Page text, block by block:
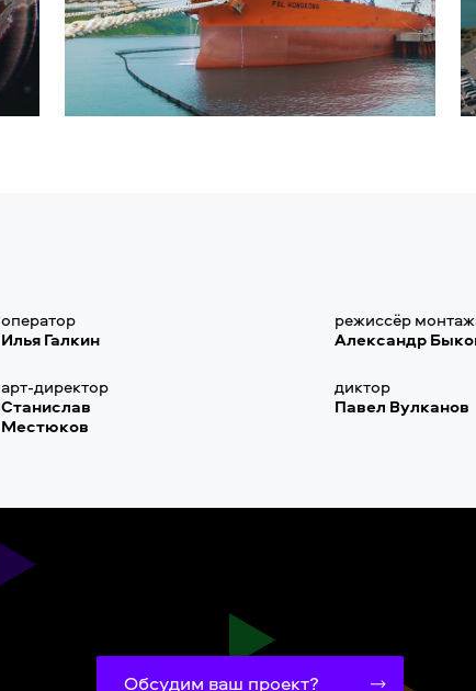
оператор
Илья Галкин
арт-директор
Станислав
Местюков
режиссёр
Александр
диктор
Павел Вулканов
Обсудим ваш проект?